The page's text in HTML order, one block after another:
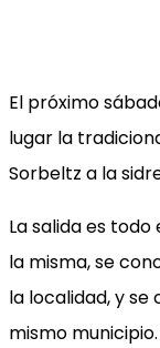
El próximo
lugar la
Sorbeltz a la
La salida es
la misma, se
la localidad, y
mismo